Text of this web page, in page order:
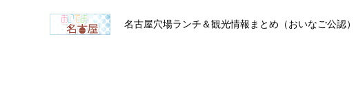
名古屋穴場ランチ＆観光情報まとめ（おいなご公認）